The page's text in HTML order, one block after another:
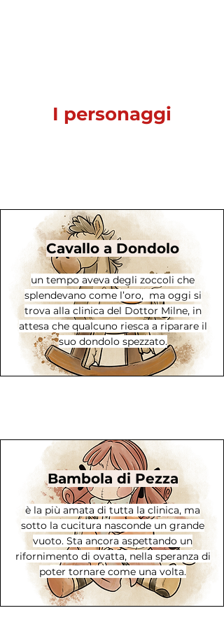
I personaggi
Cavallo a Dondolo
un tempo aveva degli zoccoli che
splendevano come l’oro, ma oggi si
trova alla clinica del Dottor Milne, in
attesa che qualcuno riesca a riparare il
suo dondolo spezzato.
Bambola di Pezza
è la più amata di tutta la clinica, ma
sotto la cucitura nasconde un grande
vuoto. Sta ancora aspettando un
rifornimento di ovatta, nella speranza di
poter tornare come una volta.